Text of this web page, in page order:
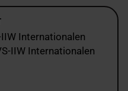
Internationalen
IIW Internationalen